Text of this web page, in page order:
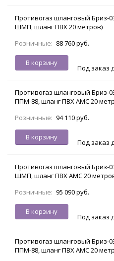
Противогаз шланговый Бриз-
ШМП, шланг ПВХ 20 метров)
Розничные: 88 760 руб.
В корзину
Под заказ
Противогаз шланговый Бриз-
ППМ-88, шланг ПВХ АМС 20
Розничные: 94 110 руб.
В корзину
Под заказ
Противогаз шланговый Бриз-
ШМП, шланг ПВХ АМС 20
Розничные: 95 090 руб.
В корзину
Под заказ
Противогаз шланговый Бриз-
ППМ-88, шланг ПВХ АМС 20